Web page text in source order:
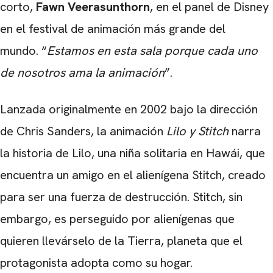
corto, Fawn Veerasunthorn, en el panel de Disney
en el festival de animación más grande del
mundo. “Estamos en esta sala porque cada uno
de nosotros ama la animación”.
Lanzada originalmente en 2002 bajo la dirección
de Chris Sanders, la animación Lilo y Stitchnarra
la historia de Lilo, una niña solitaria en Hawái, que
encuentra un amigo en el alienígena Stitch, creado
para ser una fuerza de destrucción. Stitch, sin
embargo, es perseguido por alienígenas que
quieren llevárselo de la Tierra, planeta que el
protagonista adopta como su hogar.